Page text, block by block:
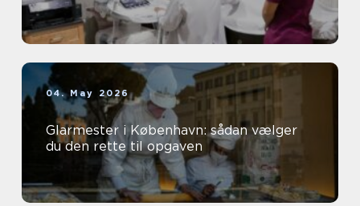
04. May 2026
Glarmester i København: sådan vælger
du den rette til opgaven